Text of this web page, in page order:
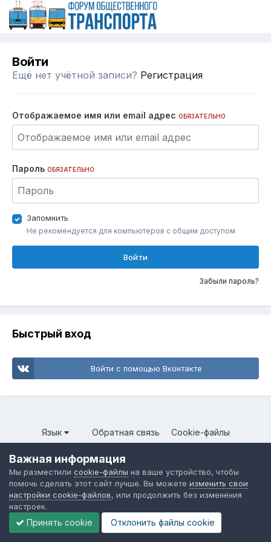
Войти
Ещё нет учётной записи? Регистрация
Отображаемое имя или email адрес ОБЯЗАТЕЛЬНО
Пароль ОБЯЗАТЕЛЬНО
Запомнить
Не рекомендуется для компьютеров с общим доступом
Войти
Забыли пароль?
Быстрый вход
Войти с помощью Вконтакте
Язык Обратная связь Cookie-файлы
Powered by Invision Community
Важная информация
Мы разместили cookie-файлы на ваше устройство, чтобы
помочь сделать этот сайт лучше. Вы можете изменить свои
настройки cookie-файлов, или продолжить без изменения
настроек.
Принять cookie Отклонить файлы сookie